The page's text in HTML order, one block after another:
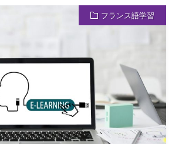
フランス語学習